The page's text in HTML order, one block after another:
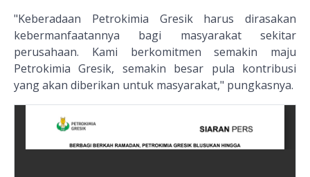
"Keberadaan Petrokimia Gresik harus dirasakan
kebermanfaatannya bagi masyarakat sekitar
perusahaan. Kami berkomitmen semakin maju
Petrokimia Gresik, semakin besar pula kontribusi
yang akan diberikan untuk masyarakat," pungkasnya.